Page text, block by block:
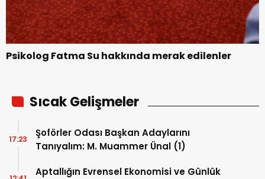
Psikolog Fatma Su hakkında merak edilenler
Sıcak Gelişmeler
Şoförler Odası Başkan Adaylarını
Tanıyalım: M. Muammer Ünal (1)
17:23
Aptallığın Evrensel Ekonomisi ve Günlük